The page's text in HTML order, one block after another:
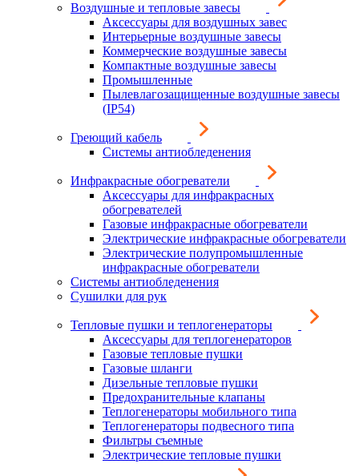
Воздушные и тепловые завесы
Аксессуары для воздушных завес
Интерьерные воздушные завесы
Коммерческие воздушные завесы
Компактные воздушные завесы
Промышленные
Пылевлагозащищенные воздушные завесы
(IP54)
Греющий кабель
Системы антиобледенения
Инфракрасные обогреватели
Аксессуары для инфракрасных
обогревателей
Газовые инфракрасные обогреватели
Электрические инфракрасные обогреватели
Электрические полупромышленные
инфракрасные обогреватели
Системы антиобледенения
Сушилки для рук
Тепловые пушки и теплогенераторы
Аксессуары для теплогенераторов
Газовые тепловые пушки
Газовые шланги
Дизельные тепловые пушки
Предохранительные клапаны
Теплогенераторы мобильного типа
Теплогенераторы подвесного типа
Фильтры съемные
Электрические тепловые пушки